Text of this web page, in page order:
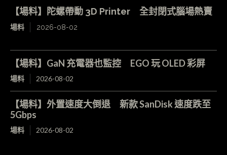
【場料】陀螺帶動 3D Printer 全封閉式腦場熱賣
場料 2026-08-02
【場料】GaN 充電器也監控 EGO 玩 OLED 彩屏
場料 2026-08-02
【場料】外置速度大倒退 新款 SanDisk 速度跌至
5Gbps
場料 2026-08-02